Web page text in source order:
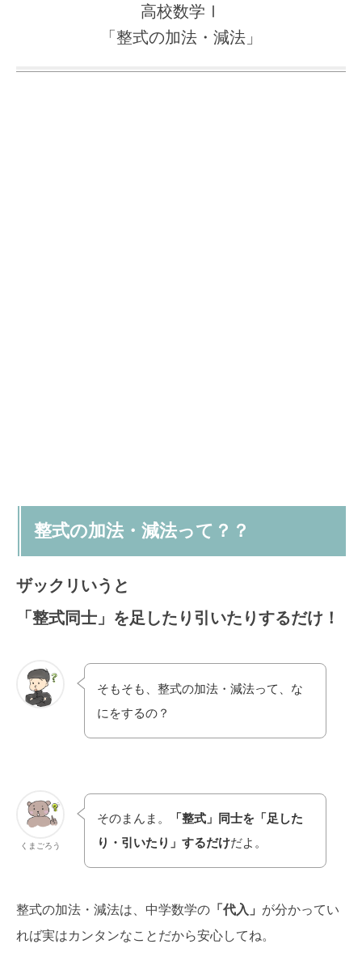
高校数学Ⅰ
「整式の加法・減法」
整式の加法・減法って？？
ザックリいうと
「整式同士」を足したり引いたりするだけ！
そもそも、整式の加法・減法って、な
にをするの？
くまごろう
そのまんま。
「整式」同士を「足した
り・引いたり」するだけだよ。
整式の加法・減法は、中学数学の 「代入」 が分かってい
れば実はカンタンなことだから安心してね。